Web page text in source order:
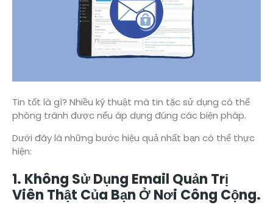
Tin tốt là gì? Nhiều kỹ thuật mà tin tặc sử dụng có thể
phòng tránh được nếu áp dụng đúng các biện pháp.
Dưới đây là những bước hiệu quả nhất bạn có thể thực
hiện:
1. Không Sử Dụng Email Quản Trị
Viên Thật Của Bạn Ở Nơi Công Cộng.